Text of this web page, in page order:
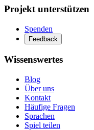
Projekt unterstützen
Spenden
Feedback
Wissenswertes
Blog
Über uns
Kontakt
Häufige Fragen
Sprachen
Spiel teilen